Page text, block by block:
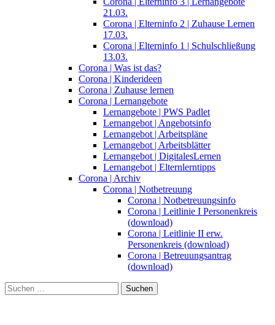
21.03.
Corona | Elterninfo 2 | Zuhause Lernen
17.03.
Corona | Elterninfo 1 | Schulschließung
13.03.
Corona | Was ist das?
Corona | Kinderideen
Corona | Zuhause lernen
Corona | Lernangebote
Lernangebote | PWS Padlet
Lernangebot | Angebotsinfo
Lernangebot | Arbeitspläne
Lernangebot | Arbeitsblätter
Lernangebot | DigitalesLernen
Lernangebot | Elternlerntipps
Corona | Archiv
Corona | Notbetreuung
Corona | Notbetreuungsinfo
Corona | Leitlinie I Personenkreis
(download)
Corona | Leitlinie II erw.
Personenkreis (download)
Corona | Betreuungsantrag
(download)
Suchen
nach: